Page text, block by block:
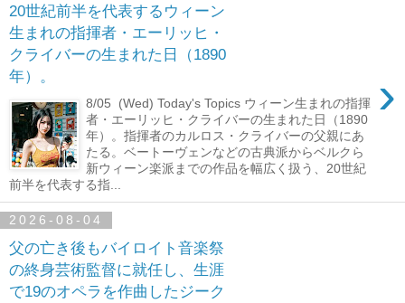
20世紀前半を代表するウィーン
生まれの指揮者・エーリッヒ・
クライバーの生まれた日（1890
年）。
›
8/05 (Wed) Today's Topics ウィーン生まれの指揮
者・エーリッヒ・クライバーの生まれた日（1890
年）。指揮者のカルロス・クライバーの父親にあ
たる。ベートーヴェンなどの古典派からベルクら
新ウィーン楽派までの作品を幅広く扱う、20世紀
前半を代表する指...
2026-08-04
父の亡き後もバイロイト音楽祭
の終身芸術監督に就任し、生涯
で19のオペラを作曲したジーク